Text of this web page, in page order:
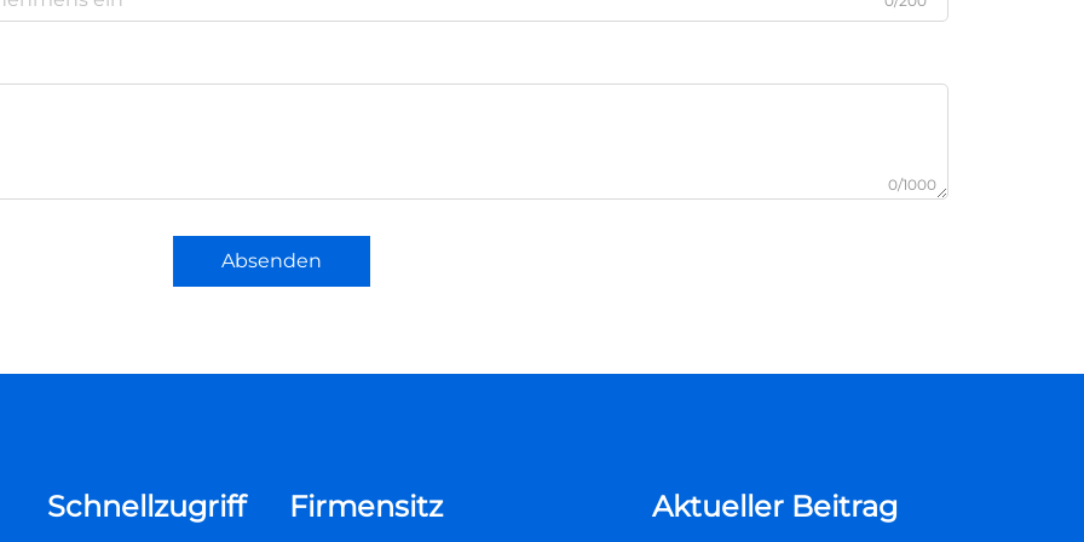
0/1000
Absenden
Schnellzugriff Firmensitz Aktueller Beitrag